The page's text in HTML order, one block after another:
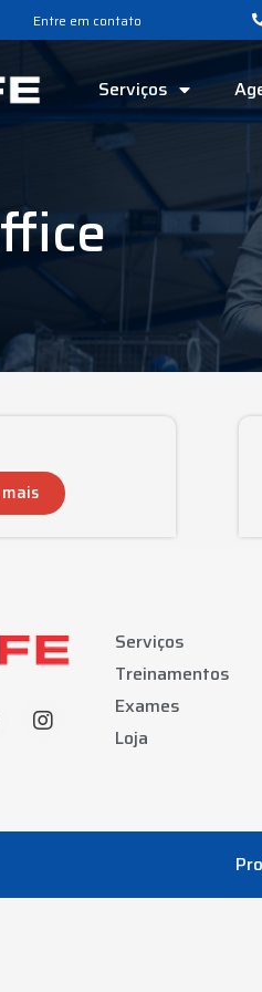
Entre em contato
Serviços
Serviços
Treinamentos
Exames
Loja